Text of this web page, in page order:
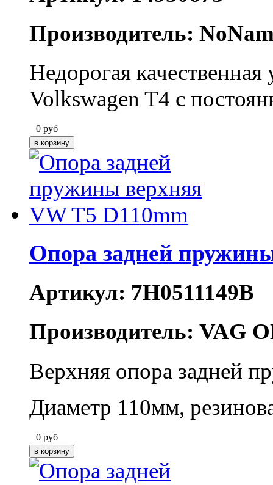
Производитель:
Недорогая
Volkswagen T4 с
0 руб
Опора задней
Артикул: 7H0511149B
Производитель: VAG
Верхняя опора задней
Диаметр 110мм,
0 руб